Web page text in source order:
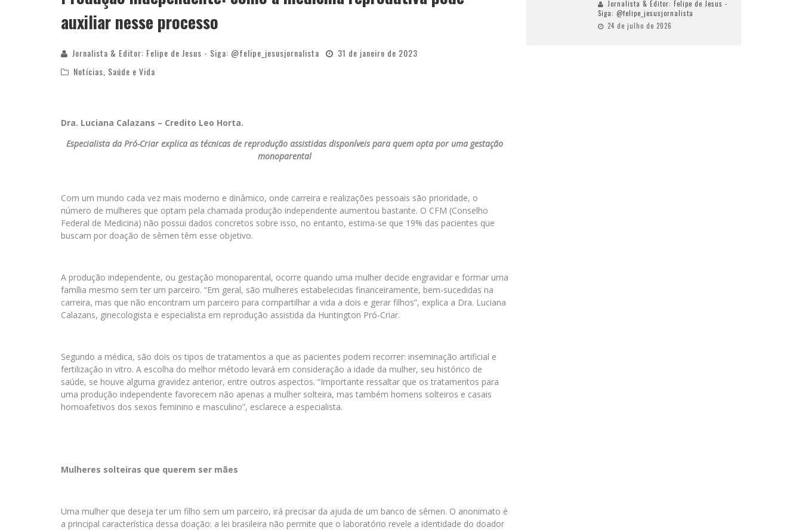
auxiliar nesse processo
Jornalista & Editor: Felipe de Jesus - Siga: @felipe_jesusjornalista
31 de janeiro de 2023
Notícias Saúde e Vida
Dra. Luciana Calazans – Credito Leo Horta.
Especialista da Pró-Criar explica as técnicas de reprodução assistidas disponíveis para quem opta por uma gestação
monoparental
Com um mundo cada vez mais moderno e dinâmico, onde carreira e realizações pessoais são prioridade, o
número de mulheres que optam pela chamada produção independente aumentou bastante. O CFM (Conselho
Federal de Medicina) não possui dados concretos sobre isso, no entanto, estima-se que 19% das pacientes que
buscam por doação de sêmen têm esse objetivo.
A produção independente, ou gestação monoparental, ocorre quando uma mulher decide engravidar e formar uma
família mesmo sem ter um parceiro. “Em geral, são mulheres estabelecidas financeiramente, bem-sucedidas na
carreira, mas que não encontram um parceiro para compartilhar a vida a dois e gerar filhos”, explica a Dra. Luciana
Calazans, ginecologista e especialista em reprodução assistida da Huntington Pró-Criar.
Segundo a médica, são dois os tipos de tratamentos a que as pacientes podem recorrer: inseminação artificial e
fertilização in vitro. A escolha do melhor método levará em consideração a idade da mulher, seu histórico de
saúde, se houve alguma gravidez anterior, entre outros aspectos. “Importante ressaltar que os tratamentos para
uma produção independente favorecem não apenas a mulher solteira, mas também homens solteiros e casais
homoafetivos dos sexos feminino e masculino”, esclarece a especialista.
Mulheres solteiras que querem ser mães
Uma mulher que deseja ter um filho sem um parceiro, irá precisar da ajuda de um banco de sêmen. O anonimato é
a principal característica dessa doação: a lei brasileira não permite que o laboratório revele a identidade do doador
Jornalista & Editor: Felipe de Jesus -
Siga: @felipe_jesusjornalista
24 de julho de 2026